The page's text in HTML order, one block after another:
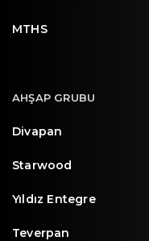
MTHS
AHŞAP GRUBU
Divapan
Starwood
Yıldız Entegre
Teverpan